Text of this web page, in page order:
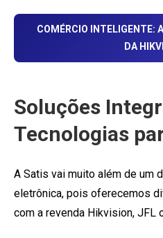
COMÉRCIO INTELIGENTE:
DA
Soluções
Tecnologias
A Satis vai muito além de um
eletrônica, pois oferecemos
com a revenda Hikvision, JFL